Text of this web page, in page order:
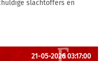
slachtoffers en
21-05-2026 03:17:00